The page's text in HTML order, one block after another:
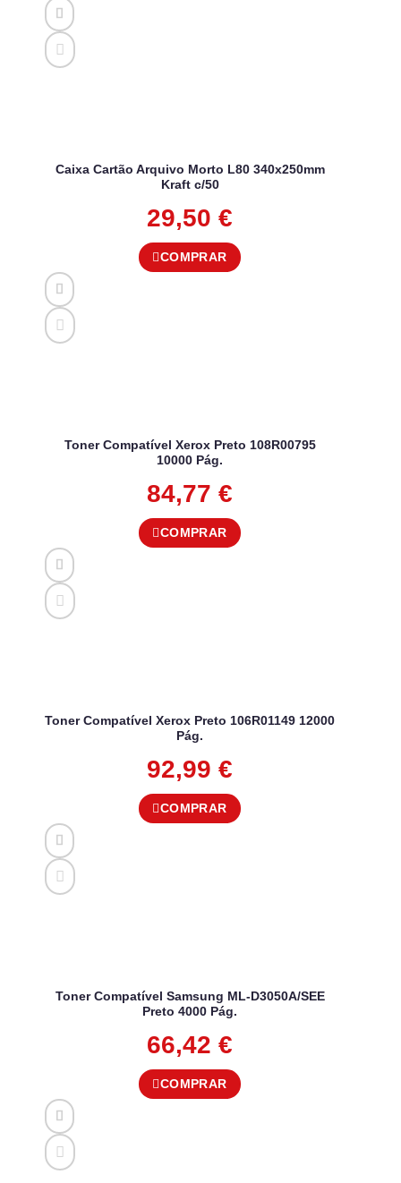
Caixa Cartão Arquivo Morto L80 340x250mm
Kraft c/50
29,50 €
COMPRAR
Toner Compatível Xerox Preto 108R00795
10000 Pág.
84,77 €
COMPRAR
Toner Compatível Xerox Preto 106R01149 12000
Pág.
92,99 €
COMPRAR
Toner Compatível Samsung ML-D3050A/SEE
Preto 4000 Pág.
66,42 €
COMPRAR